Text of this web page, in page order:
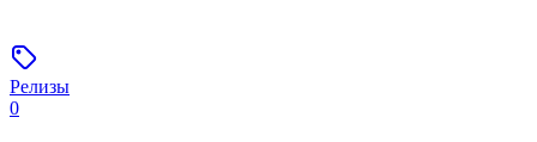
Релизы
0